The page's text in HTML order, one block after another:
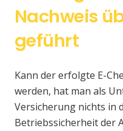
Nachweis
geführt
Kann der erfolgte E-
werden, hat man als
Versicherung nichts in
Betriebssicherheit der